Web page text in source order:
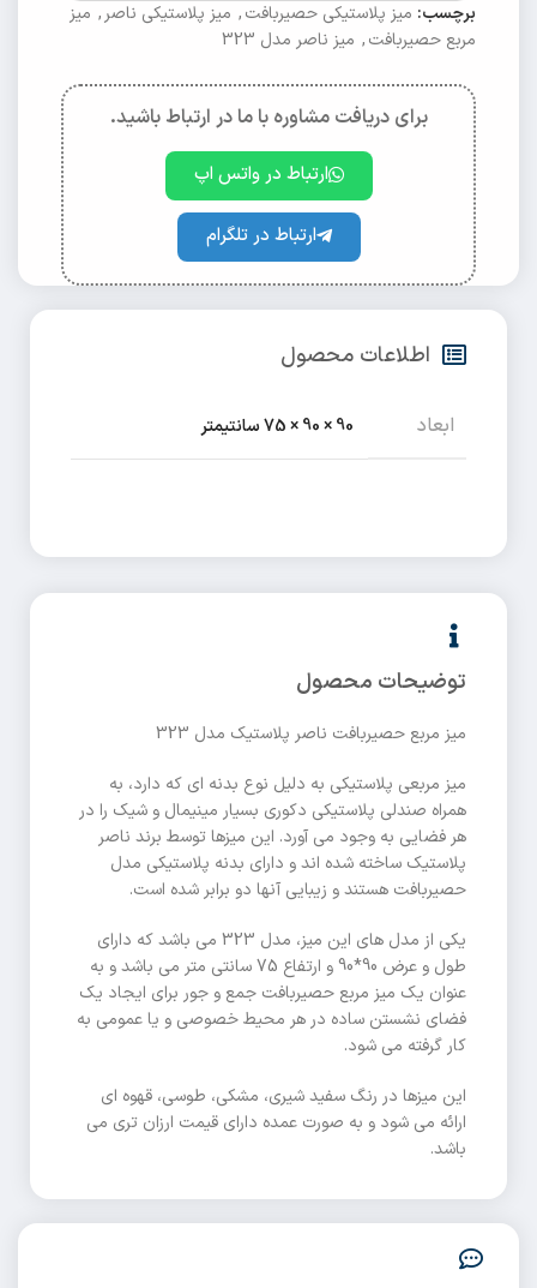
برچسب: میز پلاستیکی حصیربافت, میز پلاستیکی ناصر , میز
مربع حصیربافت, میز ناصر مدل 323
برای دریافت مشاوره با ما در ارتباط باشید.
ارتباط در واتس اپ
ارتباط در تلگرام
توضیحات محصول
میز مربع حصیربافت ناصر پلاستیک مدل 323
میز مربعی پلاستیکی به دلیل نوع بدنه ای که دارد، به
همراه صندلی پلاستیکی دکوری بسیار مینیمال و شیک را در
هر فضایی به وجود می آورد. این میزها توسط برند ناصر
پلاستیک ساخته شده اند و دارای بدنه پلاستیکی مدل
حصیربافت هستند و زیبایی آنها دو برابر شده است.
یکی از مدل های این میز، مدل 323 می باشد که دارای
طول و عرض 90*90 و ارتفاع 75 سانتی متر می باشد و به
عنوان یک میز مربع حصیربافت جمع و جور برای ایجاد یک
فضای نشستن ساده در هر محیط خصوصی و یا عمومی به
کار گرفته می شود.
این میزها در رنگ سفید شیری، مشکی، طوسی، قهوه ای
ارائه می شود و به صورت عمده دارای قیمت ارزان تری می
باشد.
اطلاعات محصول
ابعاد 90 × 90 × 75 سانتیمتر